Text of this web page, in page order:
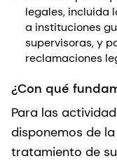
legales, incluida
a instituciones
supervisoras, y
reclamaciones
¿Con qué
Para las
disponemos de
tratamiento de